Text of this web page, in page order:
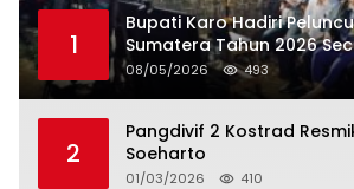
1
Bupati Karo Hadiri
Sumatera Tahun 2026
08/05/2026 493
2
Pangdivif 2 Kostrad
Soeharto
01/03/2026 410